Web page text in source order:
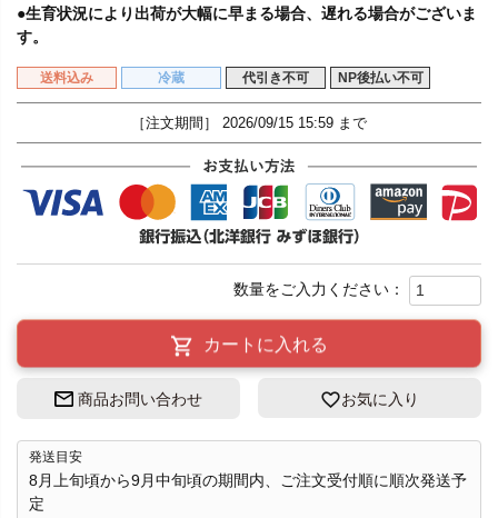
●生育状況により出荷が大幅に早まる場合、遅れる場合がございま
す。
送料込み 冷蔵 代引き不可 NP後払い不可
［注文期間］ 2026/09/15 15:59
カートに入れる
商品お問い合わせ お気に入り
発送目安
8月上旬頃から9月中旬頃の期間内、ご注文受付順に順次発送予
定